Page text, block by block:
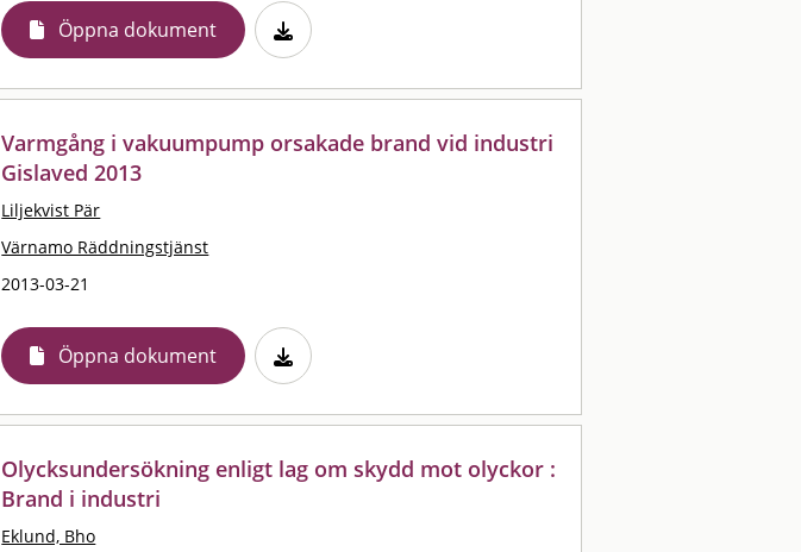
Öppna dokument
Varmgång i vakuumpump orsakade brand vid industri
Gislaved 2013
Liljekvist Pär
Värnamo Räddningstjänst
2013-03-21
Öppna dokument
Olycksundersökning enligt lag om skydd mot olyckor :
Brand i industri
Eklund, Bho